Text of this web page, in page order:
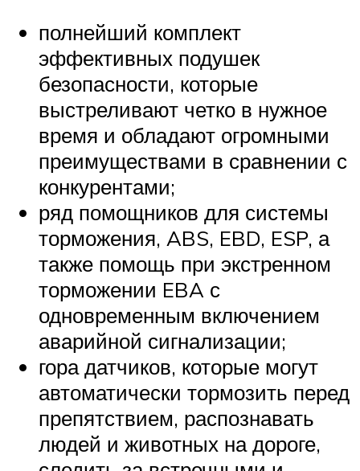
полнейший комплект
эффективных подушек
безопасности, которые
выстреливают четко в нужное
время и обладают огромными
преимуществами в сравнении с
конкурентами;
ряд помощников для системы
торможения, ABS, EBD, ESP, а
также помощь при экстренном
торможении EBA с
одновременным включением
аварийной сигнализации;
гора датчиков, которые могут
автоматически тормозить перед
препятствием, распознавать
людей и животных на дороге,